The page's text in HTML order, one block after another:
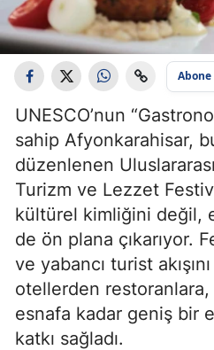
Abone
UNESCO’nun
sahip Afyonkarahisar,
düzenlenen
Turizm ve Lezzet
kültürel kimliğini değil,
de ön plana çıkarıyor.
ve yabancı turist
otellerden
esnafa kadar geniş bir
katkı sağladı.